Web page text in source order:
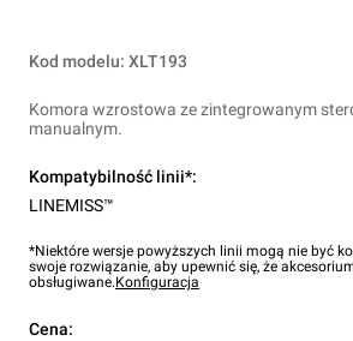
Kod modelu: XLT193
Komora wzrostowa ze zintegrowanym
manualnym.
Kompatybilność linii*:
LINEMISS™
*Niektóre wersje powyższych linii mogą nie być
swoje rozwiązanie, aby upewnić się, że
obsługiwane.Konfiguracja
Cena: